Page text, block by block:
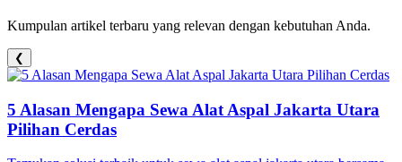
Kumpulan artikel terbaru yang relevan dengan kebutuhan Anda.
❮
5 Alasan Mengapa Sewa Alat Aspal Jakarta Utara
Pilihan Cerdas